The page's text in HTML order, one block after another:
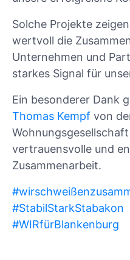
Solche Projekte
wertvoll die
Unternehmen und
starkes Signal für
Ein besonderer Dank
Thomas Kempf von
vertrauensvolle und
Zusammenarbeit.
#
#StabilStarkStabakon
#WIRfürBlankenburg